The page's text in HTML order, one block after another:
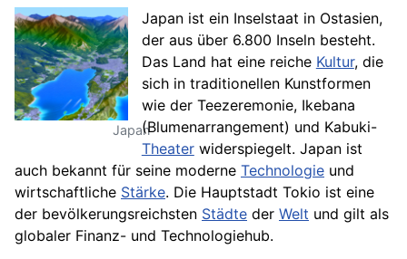
Japan
Japan ist ein Inselstaat in Ostasien,
der aus über 6.800 Inseln besteht.
Das Land hat eine reiche Kultur, die
sich in traditionellen Kunstformen
wie der Teezeremonie, Ikebana
(Blumenarrangement) und Kabuki-
Theaterwiderspiegelt. Japan ist
auch bekannt für seine moderne Technologie und
wirtschaftliche Stärke. Die Hauptstadt Tokio ist eine
der bevölkerungsreichsten Städte der Welt und gilt als
globaler Finanz- und Technologiehub.